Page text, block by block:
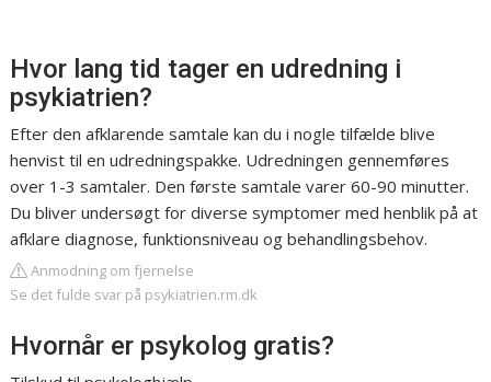
Hvor lang tid tager en udredning i
psykiatrien?
Efter den afklarende samtale kan du i nogle tilfælde blive
henvist til en udredningspakke. Udredningen gennemføres
over 1-3 samtaler. Den første samtale varer 60-90 minutter.
Du bliver undersøgt for diverse symptomer med henblik på at
afklare diagnose, funktionsniveau og behandlingsbehov.
Anmodning om fjernelse
Se det fulde svar på psykiatrien.rm.dk
Hvornår er psykolog gratis?